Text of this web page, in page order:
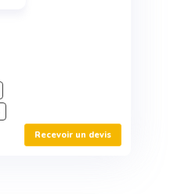
Recevoir un devis